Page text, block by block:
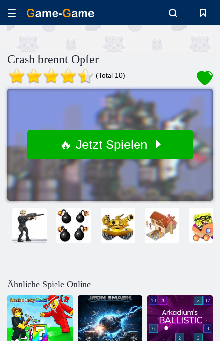
Crash brennt Opfer
(Total 10)
🔥 Jetzt Spielen
Ähnliche Spiele Online